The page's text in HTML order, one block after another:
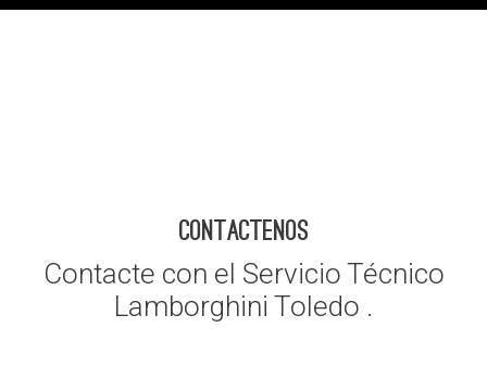
CONTACTENOS
Contacte con el Servicio Técnico
Lamborghini Toledo .